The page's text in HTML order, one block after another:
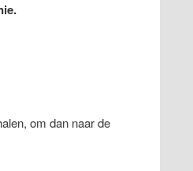
om dan naar de